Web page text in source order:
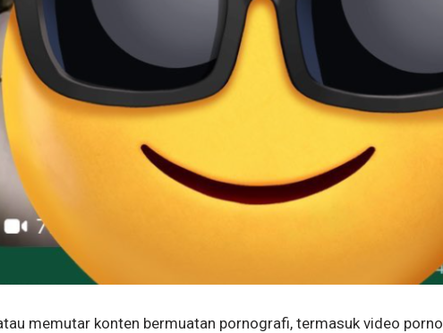
memutar konten bermuatan pornografi, termasuk video